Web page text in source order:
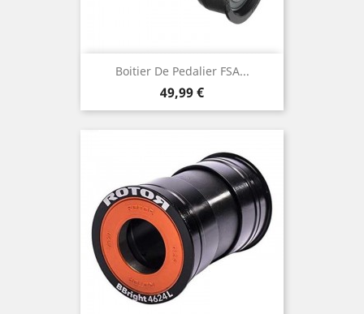
Boitier De Pedalier FSA...
Prix
49,99 €